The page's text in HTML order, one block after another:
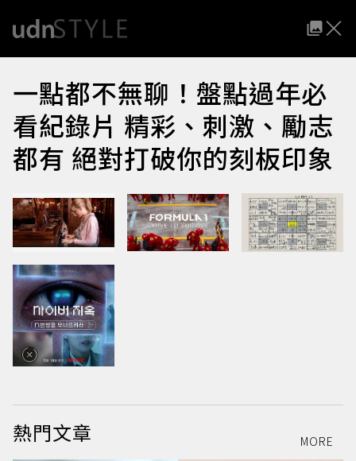
一點都不無聊！盤點過年必
看紀錄片 精彩、刺激、勵志
都有 絕對打破你的刻板印象
熱門文章 MORE